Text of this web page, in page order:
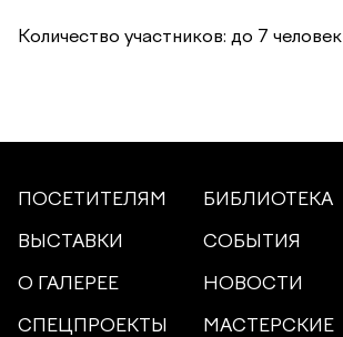
Количество участников: до 7 человек
ПОСЕТИТЕЛЯМ
БИБЛИОТЕКА
ВЫСТАВКИ
СОБЫТИЯ
О ГАЛЕРЕЕ
НОВОСТИ
СПЕЦПРОЕКТЫ
МАСТЕРСКИЕ